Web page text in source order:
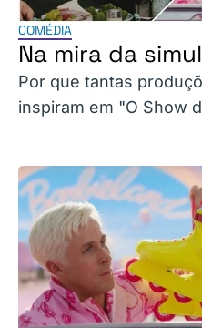
COMÉDIA
Na mira da
Por que tantas
inspiram em "O Show